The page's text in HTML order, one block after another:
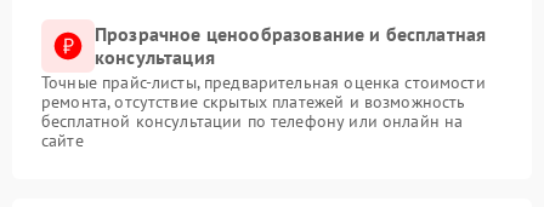
Прозрачное ценообразование и бесплатная
консультация
Точные прайс-листы, предварительная оценка стоимости
ремонта, отсутствие скрытых платежей и возможность
бесплатной консультации по телефону или онлайн на
сайте